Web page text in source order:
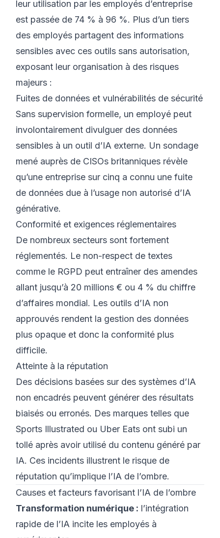
leur utilisation par les employés d’entreprise
est passée de 74 % à 96 %. Plus d’un tiers
des employés partagent des informations
sensibles avec ces outils sans autorisation,
exposant leur organisation à des risques
majeurs :
Fuites de données et vulnérabilités de sécurité
Sans supervision formelle, un employé peut
involontairement divulguer des données
sensibles à un outil d’IA externe. Un sondage
mené auprès de CISOs britanniques révèle
qu’une entreprise sur cinq a connu une fuite
de données due à l’usage non autorisé d’IA
générative.
Conformité et exigences réglementaires
De nombreux secteurs sont fortement
réglementés. Le non-respect de textes
comme le RGPD peut entraîner des amendes
allant jusqu’à 20 millions € ou 4 % du chiffre
d’affaires mondial. Les outils d’IA non
approuvés rendent la gestion des données
plus opaque et donc la conformité plus
difficile.
Atteinte à la réputation
Des décisions basées sur des systèmes d’IA
non encadrés peuvent générer des résultats
biaisés ou erronés. Des marques telles que
Sports Illustrated ou Uber Eats ont subi un
tollé après avoir utilisé du contenu généré par
IA. Ces incidents illustrent le risque de
réputation qu’implique l’IA de l’ombre.
Causes et facteurs favorisant l’IA de l’ombre
Transformation numérique : l’intégration
rapide de l’IA incite les employés à